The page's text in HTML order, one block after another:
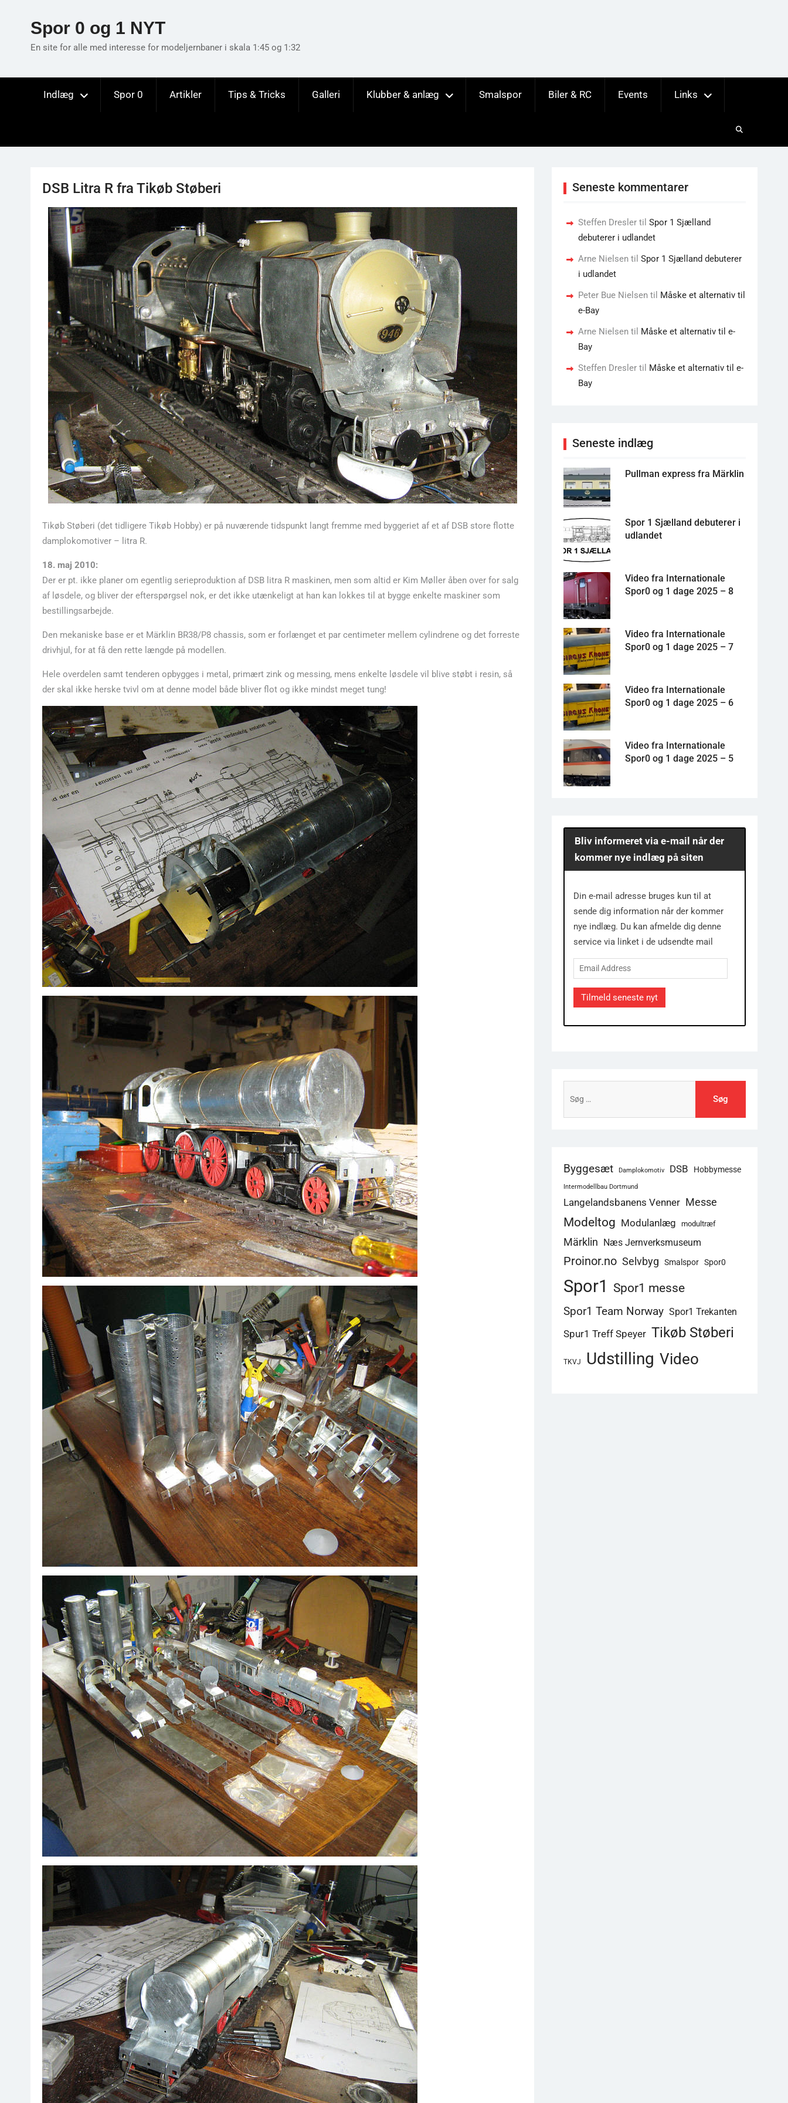
Spor 0 og 1 NYT
En site for alle med interesse for modeljernbaner i skala 1:45 og 1:32
Indlæg Spor 0 Artikler Tips & Tricks Galleri Klubber & anlæg Smalspor Biler & RC Events Links
DSB Litra R fra Tikøb Støberi
Tikøb Støberi (det tidligere Tikøb Hobby) er på nuværende tidspunkt langt fremme med byggeriet af et af DSB store flotte
damplokomotiver – litra R.
18. maj 2010:
Der er pt. ikke planer om egentlig serieproduktion af DSB litra R maskinen, men som altid er Kim Møller åben over for salg
af løsdele, og bliver der efterspørgsel nok, er det ikke utænkeligt at han kan lokkes til at bygge enkelte maskiner som
bestillingsarbejde.
Den mekaniske base er et Märklin BR38/P8 chassis, som er forlænget et par centimeter mellem cylindrene og det forreste
drivhjul, for at få den rette længde på modellen.
Hele overdelen samt tenderen opbygges i metal, primært zink og messing, mens enkelte løsdele vil blive støbt i resin, så
der skal ikke herske tvivl om at denne model både bliver flot og ikke mindst meget tung!
Seneste kommentarer
Steffen Dresler til Spor 1 Sjælland
debuterer i udlandet
Arne Nielsen til Spor 1 Sjælland debuterer
i udlandet
Peter Bue Nielsen til Måske et alternativ til
e-Bay
Arne Nielsen til Måske et alternativ til e-
Bay
Steffen Dresler til Måske et alternativ til e-
Bay
Seneste indlæg
Pullman express fra Märklin
Spor 1 Sjælland debuterer i
udlandet
Video fra Internationale
Spor0 og 1 dage 2025 – 8
Video fra Internationale
Spor0 og 1 dage 2025 – 7
Video fra Internationale
Spor0 og 1 dage 2025 – 6
Video fra Internationale
Spor0 og 1 dage 2025 – 5
Bliv informeret via e-mail når der
kommer nye indlæg på siten
Din e-mail adresse bruges kun til at
sende dig information når der kommer
nye indlæg. Du kan afmelde dig denne
service via linket i de udsendte mail
Email
Address
Tilmeld seneste nyt
efter:
Byggesæt Damplokomotiv DSB Hobbymesse
Intermodellbau Dortmund
Langelandsbanens Venner Messe
Modeltog Modulanlæg modultræf
Märklin Næs Jernverksmuseum
Proinor.no Selvbyg Smalspor Spor0
Spor1 Spor1 messe
Spor1 Team Norway Spor1 Trekanten
Spur1 Treff Speyer Tikøb Støberi
TKVJ Udstilling Video